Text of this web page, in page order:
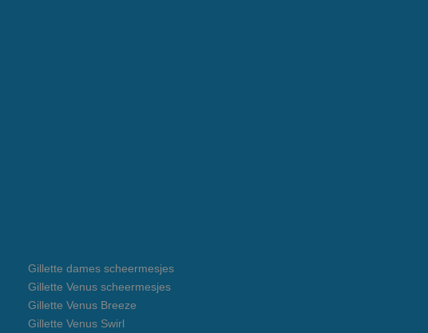
Gillette dames scheermesjes
Gillette Venus scheermesjes
Gillette Venus Breeze
Gillette Venus Swirl